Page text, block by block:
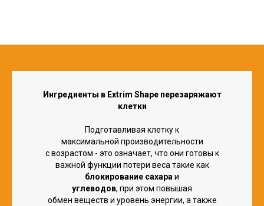
Ингредиенты в Extrim Shape перезаряжают
клетки
Подготавливая клетку к
максимальной производительности
с возрастом - это означает, что они готовы к
важной функции потери веса такие как
блокирование сахара и
углеводов, при этом повышая
обмен веществ и уровень энергии, а также